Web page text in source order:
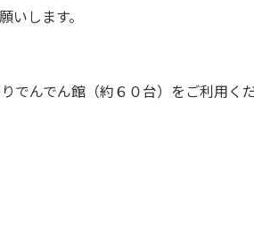
します。
でんでん館（約６０台）をご利用く